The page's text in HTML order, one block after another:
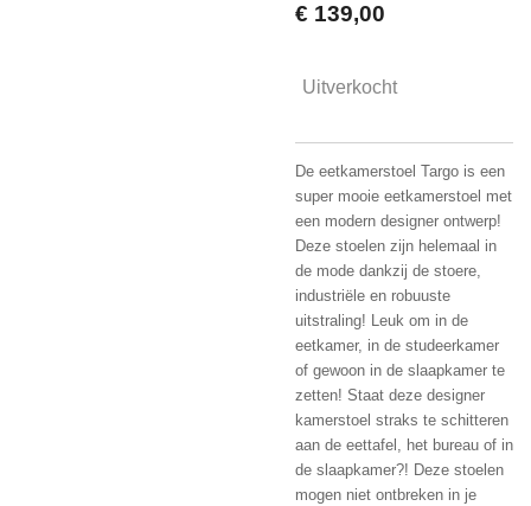
€ 139,00
Uitverkocht
De eetkamerstoel Targo is een
super mooie eetkamerstoel met
een modern designer ontwerp!
Deze stoelen zijn helemaal in
de mode dankzij de stoere,
industriële en robuuste
uitstraling! Leuk om in de
eetkamer, in de studeerkamer
of gewoon in de slaapkamer te
zetten! Staat deze designer
kamerstoel straks te schitteren
aan de eettafel, het bureau of in
de slaapkamer?! Deze stoelen
mogen niet ontbreken in je